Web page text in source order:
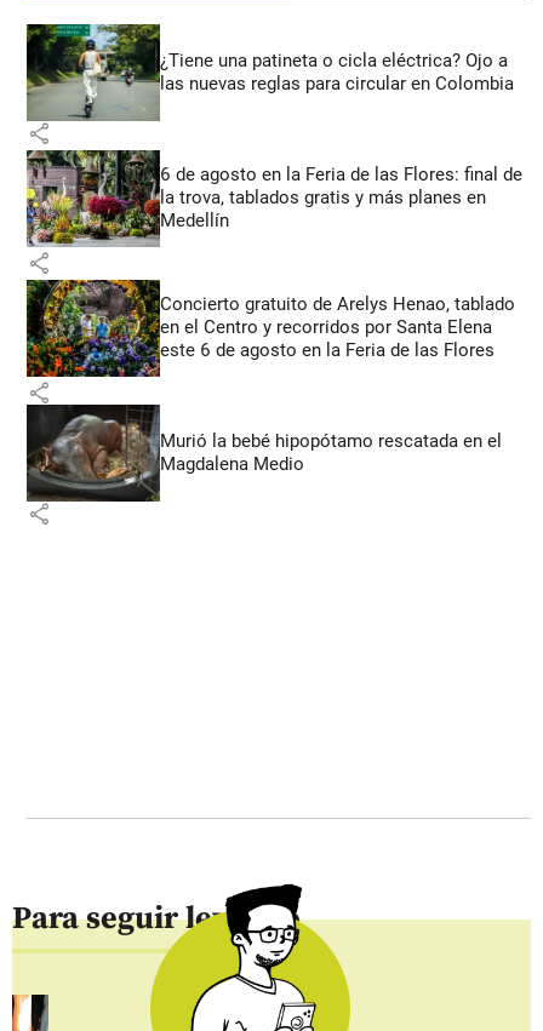
¿Tiene una patineta o cicla eléctrica? Ojo a
las nuevas reglas para circular en Colombia
share
6 de agosto en la Feria de las Flores: final de
la trova, tablados gratis y más planes en
Medellín
share
Concierto gratuito de Arelys Henao, tablado
en el Centro y recorridos por Santa Elena
este 6 de agosto en la Feria de las Flores
share
Murió la bebé hipopótamo rescatada en el
Magdalena Medio
share
Para seguir leyendo